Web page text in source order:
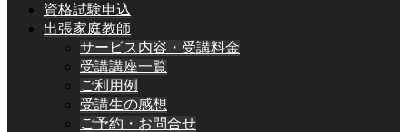
資格試験申込
出張家庭教師
サービス内容・受講料金
受講講座一覧
ご利用例
受講生の感想
ご予約・お問合せ